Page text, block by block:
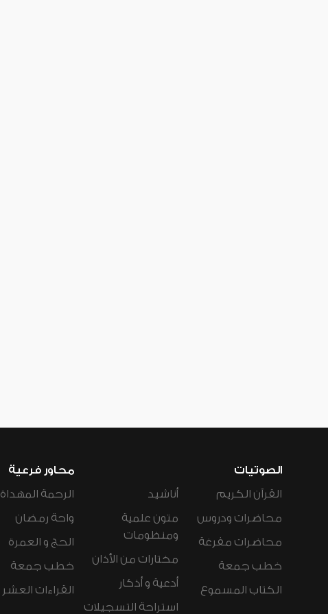
الصوتيات
القرآن الكريم
محاضرات ودروس
محاضرات مفرغة
خطب جمعة
الكتاب المسموع
أناشيد
متون علمية
ومنظومات
مختارات من الأذان
أدعية و أذكار
استراحة التسجيلات
محاور فرعية
الرحمة المهداة
واحة رمضان
الحج و العمرة
خطب جمعة
القراءات العشر